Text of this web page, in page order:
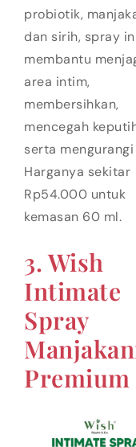
probiotik,
dan sirih, spray
membantu
area intim,
membersihkan,
mencegah
serta mengurangi
Harganya sekitar
Rp54.000 untuk
kemasan 60 ml.
3. Wish
Intimate
Spray
Premium